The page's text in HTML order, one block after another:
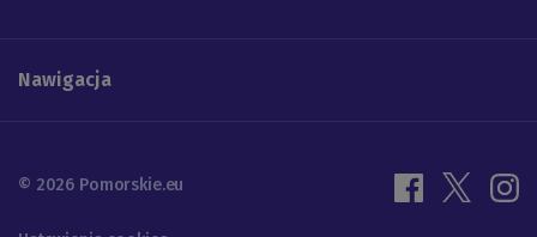
Nawigacja
© 2026 Pomorskie.eu